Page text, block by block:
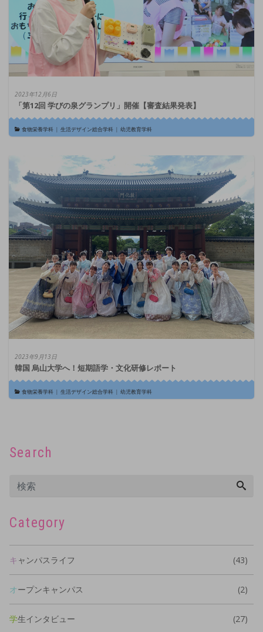
2023年12月6日
「第12回 学びの泉グランプリ」開催【審査結果発表】
食物栄養学科| 生活デザイン総合学科| 幼児教育学科
2023年9月13日
韓国 烏山大学へ！短期語学・文化研修レポート
食物栄養学科| 生活デザイン総合学科| 幼児教育学科
Search
Category
キャンパスライフ (43)
オープンキャンパス (2)
学生インタビュー (27)